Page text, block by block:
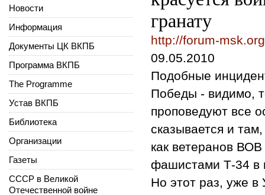
гранату
http://forum-
09.05.2010
Подобные
Победы - видимо,
проповедуют все
сказывается и
как ветеранов
фашистами Т-34 в
Но этот раз, уже в
Новости
Информация
Документы ЦК ВКПБ
Программа ВКПБ
The Programme
Устав ВКПБ
Библиотека
Организации
Газеты
СССР в Великой
Отечественной войне